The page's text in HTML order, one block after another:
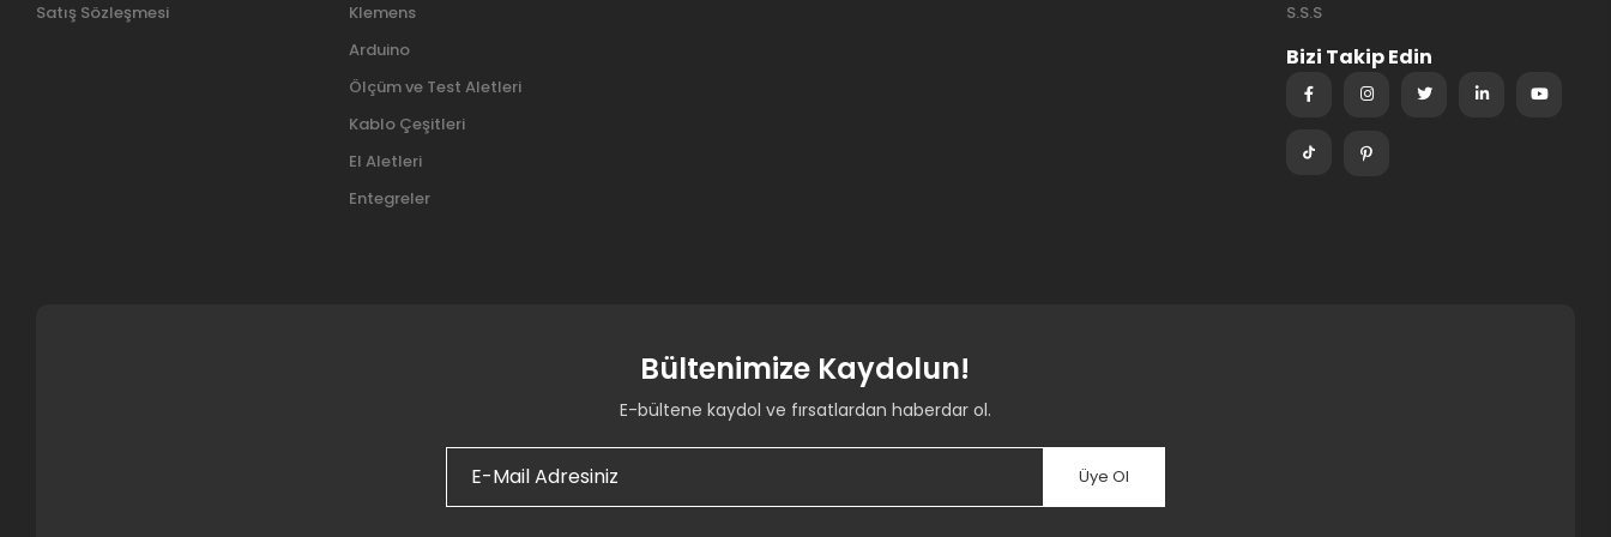
Satış Sözleşmesi
Klemens
Arduino
Ölçüm ve Test Aletleri
Kablo Çeşitleri
El Aletleri
Entegreler
S.S.S
Bizi Takip Edin
Bültenimize Kaydolun!
E-bültene kaydol ve fırsatlardan haberdar ol.
Üye Ol